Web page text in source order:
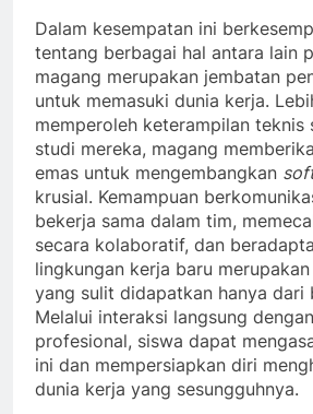
Dalam kesempatan ini
tentang berbagai hal antara lain
magang merupakan jembatan
untuk memasuki dunia kerja.
memperoleh keterampilan teknis
studi mereka, magang
emas untuk mengembangkan
krusial. Kemampuan
bekerja sama dalam tim,
secara kolaboratif, dan
lingkungan kerja baru
yang sulit didapatkan hanya dari
Melalui interaksi langsung
profesional, siswa dapat
ini dan mempersiapkan diri
dunia kerja yang sesungguhnya.